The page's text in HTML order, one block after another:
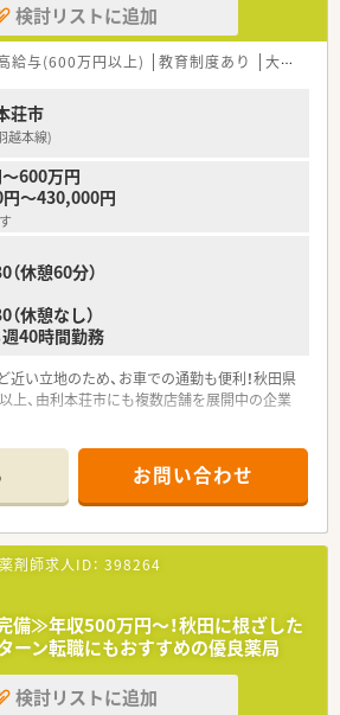
もご相談ください≫
おりますのでご安心ください。また、資格取得
員のスキルアップ・専門性の高い知識の習得
検討リストに追加
給与(600万円以上) 教育制度あり 大手チェーン以外
荘市
越本線)
600万円
～430,000円
（休憩60分）
（休憩なし）
40時間勤務
い立地のため、お車での通勤も便利！秋田県
上、由利本荘市にも複数店舗を展開中の企業
展開で地域の方とより深く、より密接なコミュ
信用を築くことを目指しています。
お問い合わせ
薬剤師求人ID： 398264
備≫年収500万円～！秋田に根ざした
ーン転職にもおすすめの優良薬局
検討リストに追加